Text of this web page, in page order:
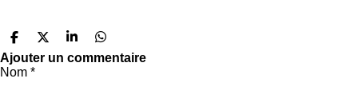
P
a
r
t
P
a
P
a
P
a
Ajouter un commentaire
Nom *